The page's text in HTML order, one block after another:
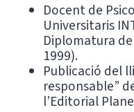
Docent de
Universitaris
Diplomatura
1999).
Publicació del
responsable”
l’Editorial